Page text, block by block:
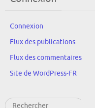
Connexion
Flux des publications
Flux des commentaires
Site de WordPress-FR
Rechercher